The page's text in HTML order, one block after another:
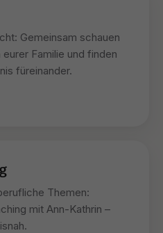
Gemeinsam schauen
Familie und finden
füreinander.
Themen:
mit Ann-Kathrin –